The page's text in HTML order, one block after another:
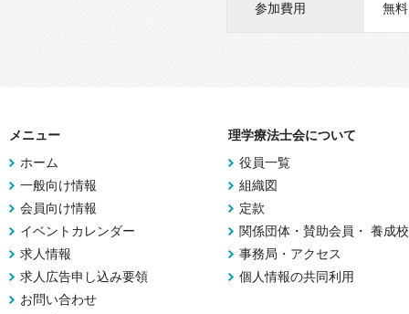
参加費用 無料
メニュー
ホーム
一般向け情報
会員向け情報
イベントカレンダー
求人情報
求人広告申し込み要領
お問い合わせ
理学療法士会について
役員一覧
組織図
定款
関係団体・賛助会員・ 養成校
事務局・アクセス
個人情報の共同利用